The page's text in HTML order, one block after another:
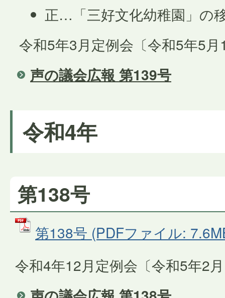
正…「三好文化幼稚園」の
令和5年3月定例会〔令和5年5
声の議会広報 第139号
令和4年
第138号
第138号 (PDFファイル:
令和4年12月定例会〔令和5年2